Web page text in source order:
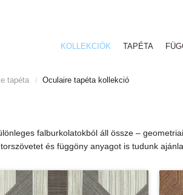
KOLLEKCIÓK TAPÉTA
tapéta / Oculaire tapéta kollekció
falburkolatokból áll össze –
és függöny anyagot is tudunk